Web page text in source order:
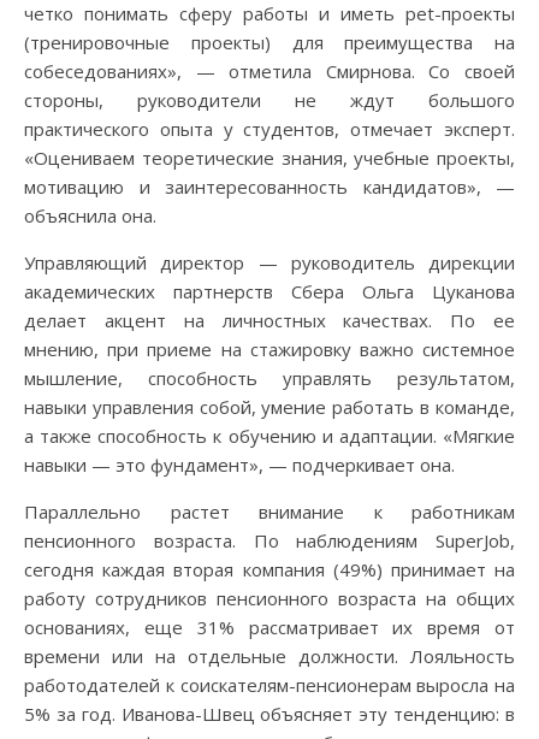
четко понимать сферу работы и иметь pet-проекты
(тренировочные проекты) для преимущества на
собеседованиях», — отметила Смирнова. Со своей
стороны, руководители не ждут большого
практического опыта у студентов, отмечает эксперт.
«Оцениваем теоретические знания, учебные проекты,
мотивацию и заинтересованность кандидатов», —
объяснила она.
Управляющий директор — руководитель дирекции
академических партнерств Сбера Ольга Цуканова
делает акцент на личностных качествах. По ее
мнению, при приеме на стажировку важно системное
мышление, способность управлять результатом,
навыки управления собой, умение работать в команде,
а также способность к обучению и адаптации. «Мягкие
навыки — это фундамент», — подчеркивает она.
Параллельно растет внимание к работникам
пенсионного возраста. По наблюдениям SuperJob,
сегодня каждая вторая компания (49%) принимает на
работу сотрудников пенсионного возраста на общих
основаниях, еще 31% рассматривает их время от
времени или на отдельные должности. Лояльность
работодателей к соискателям-пенсионерам выросла на
5% за год. Иванова-Швец объясняет эту тенденцию: в